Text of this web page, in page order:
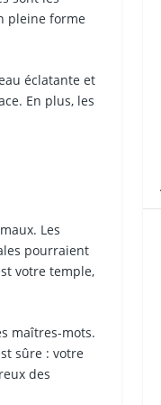
pleine forme
éclatante et
En plus, les
Les
pourraient
votre temple,
maîtres-mots.
sûre : votre
des